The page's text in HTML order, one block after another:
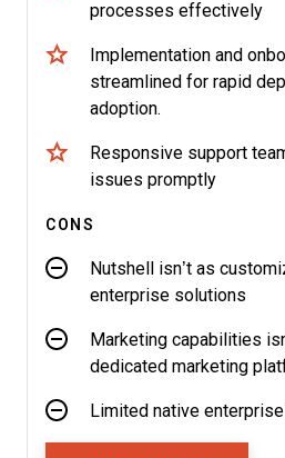
processes effectively
Implementation and
streamlined for rapid
adoption.
Responsive support
issues promptly
CONS
Nutshell isn’t as
enterprise solutions
Marketing capabilities
dedicated marketing
Limited native